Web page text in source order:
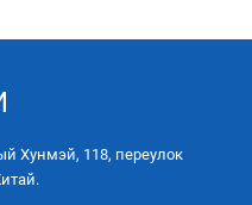
Хунмэй, 118, переулок